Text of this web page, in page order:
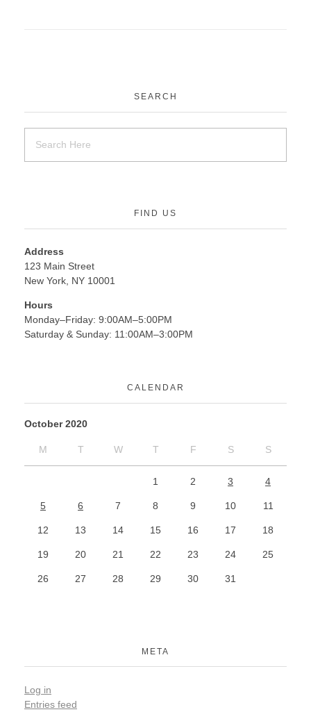
SEARCH
FIND US
Address
123 Main Street
New York, NY 10001
Hours
Monday–Friday: 9:00AM–5:00PM
Saturday & Sunday: 11:00AM–3:00PM
CALENDAR
October 2020
M T W T F S S
1 2 3 4
5 6 7 8 9 10 11
12 13 14 15 16 17 18
19 20 21 22 23 24 25
26 27 28 29 30 31
META
Log in
Entries feed